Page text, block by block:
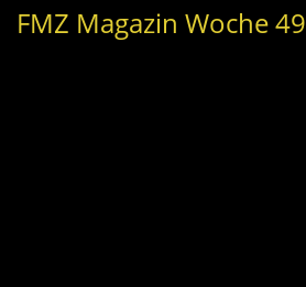
FMZ Magazin Woche 49